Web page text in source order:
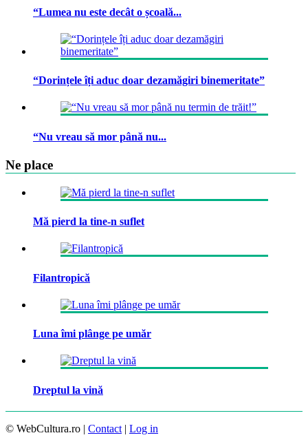
“Lumea nu este decât o școală...
“Dorințele îți aduc doar dezamăgiri binemeritate”
“Nu vreau să mor până nu...
Ne place
Mă pierd la tine-n suflet
Filantropică
Luna îmi plânge pe umăr
Dreptul la vină
© WebCultura.ro | Contact | Log in